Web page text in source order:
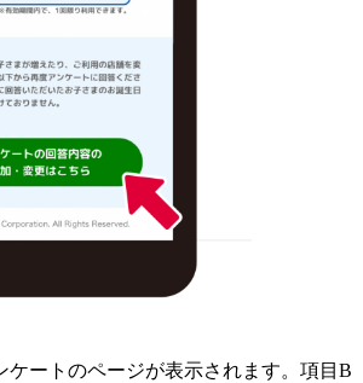
ートのページが表示されます。項目B